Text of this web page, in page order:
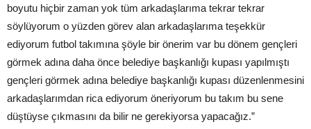
boyutu hiçbir zaman yok tüm arkadaşlarıma tekrar tekrar
söylüyorum o yüzden görev alan arkadaşlarıma teşekkür
ediyorum futbol takımına şöyle bir önerim var bu dönem gençleri
görmek adına daha önce belediye başkanlığı kupası yapılmıştı
gençleri görmek adına belediye başkanlığı kupası düzenlenmesini
arkadaşlarımdan rica ediyorum öneriyorum bu takım bu sene
düştüyse çıkmasını da bilir ne gerekiyorsa yapacağız.”